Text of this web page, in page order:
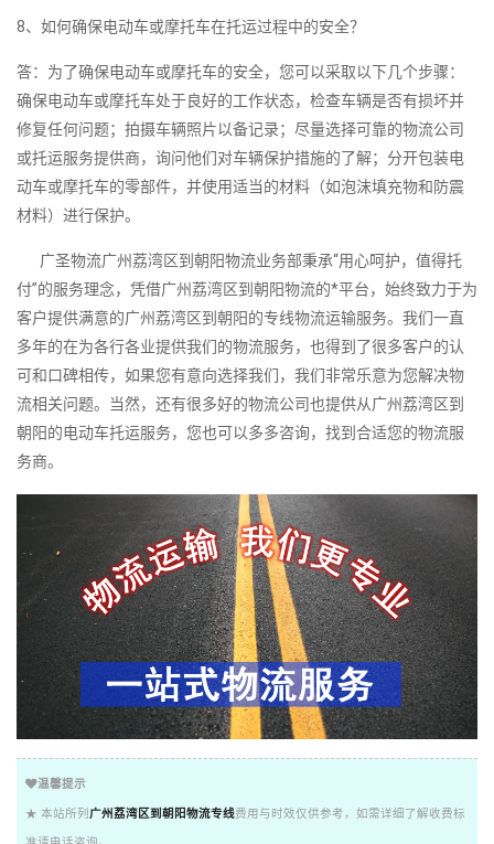
8、如何确保电动车或摩托车在托运过程中的安全？
答：为了确保电动车或摩托车的安全，您可以采取以下几个步骤：
确保电动车或摩托车处于良好的工作状态，检查车辆是否有损坏并
修复任何问题；拍摄车辆照片以备记录；尽量选择可靠的物流公司
或托运服务提供商，询问他们对车辆保护措施的了解；分开包装电
动车或摩托车的零部件，并使用适当的材料（如泡沫填充物和防震
材料）进行保护。
广圣物流广州荔湾区到朝阳物流业务部秉承“用心呵护，值得托
付”的服务理念，凭借广州荔湾区到朝阳物流的*平台，始终致力于为
客户提供满意的广州荔湾区到朝阳的专线物流运输服务。我们一直
多年的在为各行各业提供我们的物流服务，也得到了很多客户的认
可和口碑相传，如果您有意向选择我们，我们非常乐意为您解决物
流相关问题。当然，还有很多好的物流公司也提供从广州荔湾区到
朝阳的电动车托运服务，您也可以多多咨询，找到合适您的物流服
务商。
温馨提示
★ 本站所列 广州荔湾区到朝阳物流专线费用与时效仅供参考，如需详细了解收费标